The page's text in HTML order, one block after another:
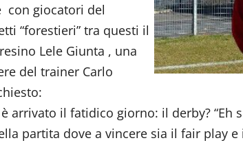
con giocatori del
“forestieri” tra questi il
Lele Giunta , una
del trainer Carlo
arrivato il fatidico giorno: il derby? “Eh
partita dove a vincere sia il fair play